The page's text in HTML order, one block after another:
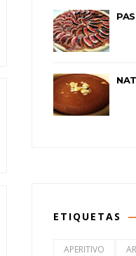
ETIQUETAS
APERITIVO